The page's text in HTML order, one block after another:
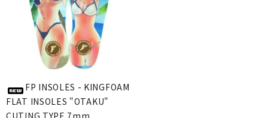
FP INSOLES - KINGFOAM
FLAT INSOLES "OTAKU"
CUTING TYPE 7mm